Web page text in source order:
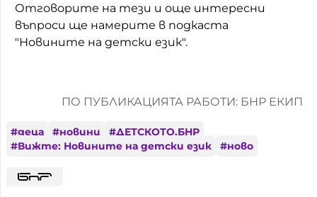
Отговорите на тези и още интересни
въпроси ще намерите в подкаста
"Новините на детски език".
ПО ПУБЛИКАЦИЯТА РАБОТИ: БНР ЕКИП
#деца #новини #ДЕТСКОТО.БНР
#Вижте: Новините на детски език #ново